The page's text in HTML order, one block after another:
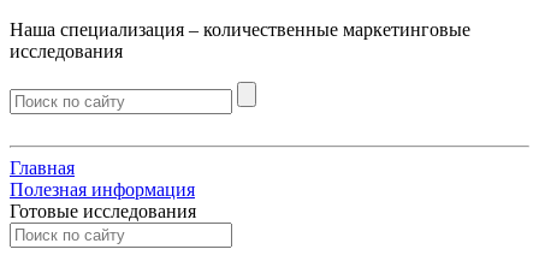
Наша специализация – количественные маркетинговые
исследования
Главная
Полезная информация
Готовые исследования